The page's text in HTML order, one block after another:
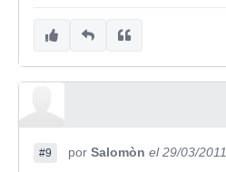
#9 por Salomòn el 29/03/2011